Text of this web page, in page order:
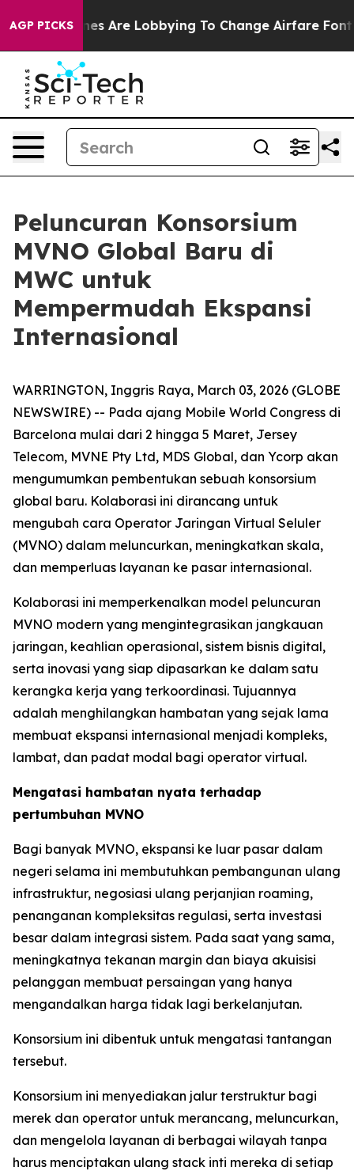
AGP PICKS
Airlines Are Lobbying To Change Airfare Font Sizes.
Peluncuran Konsorsium
MVNO Global Baru di
MWC untuk
Mempermudah Ekspansi
Internasional
WARRINGTON, Inggris Raya, March 03, 2026 (GLOBE
NEWSWIRE) -- Pada ajang Mobile World Congress di
Barcelona mulai dari 2 hingga 5 Maret, Jersey
Telecom, MVNE Pty Ltd, MDS Global, dan Ycorp akan
mengumumkan pembentukan sebuah konsorsium
global baru. Kolaborasi ini dirancang untuk
mengubah cara Operator Jaringan Virtual Seluler
(MVNO) dalam meluncurkan, meningkatkan skala,
dan memperluas layanan ke pasar internasional.
Kolaborasi ini memperkenalkan model peluncuran
MVNO modern yang mengintegrasikan jangkauan
jaringan, keahlian operasional, sistem bisnis digital,
serta inovasi yang siap dipasarkan ke dalam satu
kerangka kerja yang terkoordinasi. Tujuannya
adalah menghilangkan hambatan yang sejak lama
membuat ekspansi internasional menjadi kompleks,
lambat, dan padat modal bagi operator virtual.
Mengatasi hambatan nyata terhadap
pertumbuhan MVNO
Bagi banyak MVNO, ekspansi ke luar pasar dalam
negeri selama ini membutuhkan pembangunan ulang
infrastruktur, negosiasi ulang perjanjian roaming,
penanganan kompleksitas regulasi, serta investasi
besar dalam integrasi sistem. Pada saat yang sama,
meningkatnya tekanan margin dan biaya akuisisi
pelanggan membuat persaingan yang hanya
mengandalkan harga tidak lagi berkelanjutan.
Konsorsium ini dibentuk untuk mengatasi tantangan
tersebut.
Konsorsium ini menyediakan jalur terstruktur bagi
merek dan operator untuk merancang, meluncurkan,
dan mengelola layanan di berbagai wilayah tanpa
harus menciptakan ulang stack inti mereka di setiap